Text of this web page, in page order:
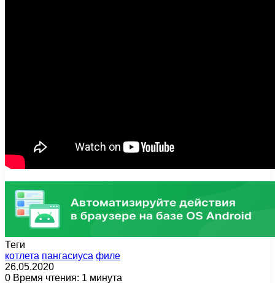
Теги
котлета пангасиуса филе
26.05.2020
0 Время чтения: 1 минута